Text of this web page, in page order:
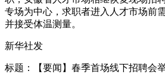
专场为中心，求职者进入人才市场前
并接受体温测量。
新华社发
标题：【要闻】春季首场线下招聘会